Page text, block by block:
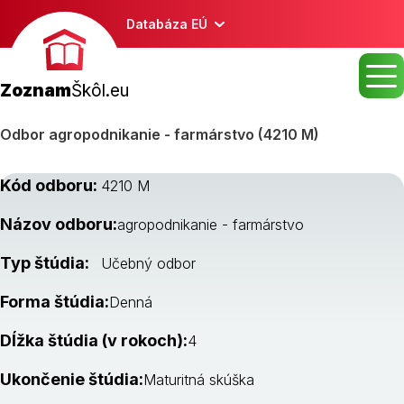
Databáza EÚ
ZoznamŠkôl.eu
Odbor agropodnikanie - farmárstvo (4210 M)
Kód odboru: 4210 M
Názov odboru:agropodnikanie - farmárstvo
Typ štúdia: Učebný odbor
Forma štúdia:Denná
Dĺžka štúdia (v rokoch):4
Ukončenie štúdia:Maturitná skúška